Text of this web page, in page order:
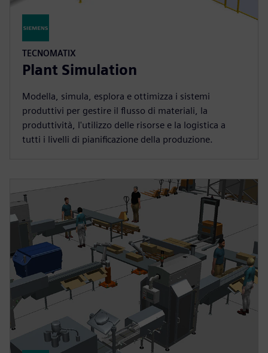
TECNOMATIX
Plant Simulation
Modella, simula, esplora e ottimizza i sistemi
produttivi per gestire il flusso di materiali, la
produttività, l'utilizzo delle risorse e la logistica a
tutti i livelli di pianificazione della produzione.